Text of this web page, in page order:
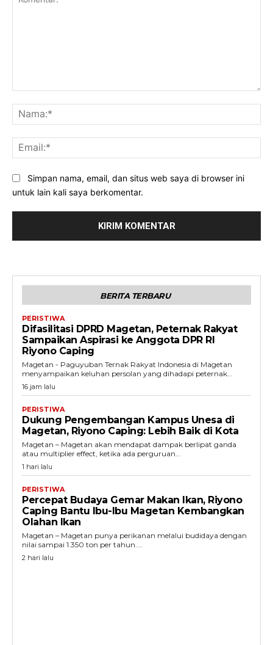
Simpan nama, email, dan situs web saya di browser ini
untuk lain kali saya berkomentar.
BERITA TERBARU
PERISTIWA
Difasilitasi DPRD Magetan, Peternak Rakyat
Sampaikan Aspirasi ke Anggota DPR RI
Riyono Caping
Magetan - Paguyuban Ternak Rakyat Indonesia di Magetan
menyampaikan keluhan persolan yang dihadapi peternak...
16 jam lalu
PERISTIWA
Dukung Pengembangan Kampus Unesa di
Magetan, Riyono Caping: Lebih Baik di Kota
Magetan – Magetan akan mendapat dampak berlipat ganda
atau multiplier effect, ketika ada perguruan...
1 hari lalu
PERISTIWA
Percepat Budaya Gemar Makan Ikan, Riyono
Caping Bantu Ibu-Ibu Magetan Kembangkan
Olahan Ikan
Magetan – Magetan punya perikanan melalui budidaya dengan
nilai sampai 1.350 ton per tahun....
2 hari lalu